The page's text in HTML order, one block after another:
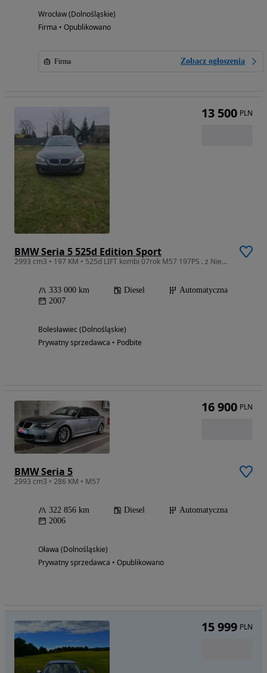
Wrocław (Dolnośląskie)
Firma • Opublikowano
Firma Zobacz ogłoszenia
BMW Seria 5 525d Edition Sport
2993 cm3 • 197 KM • 525d LIFT kombi 07rok M57 197PS . z Niemiec
333 000 km Diesel
Automatyczna
2007
Bolesławiec (Dolnośląskie)
Prywatny sprzedawca • Podbite
13 500 PLN
BMW Seria 5
2993 cm3 • 286 KM • M57
322 856 km Diesel
Automatyczna
2006
Oława (Dolnośląskie)
Prywatny sprzedawca • Opublikowano
16 900 PLN
15 999 PLN